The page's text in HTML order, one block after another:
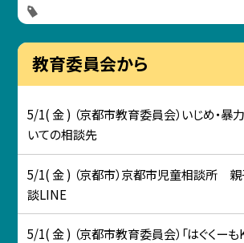
教育委員会から
5/1( 金 ) （京都市教育委員会）いじめ・暴
いての相談先
5/1( 金 ) （京都市）京都市児童相談所
談LINE
5/1( 金 ) （京都市教育委員会）「はぐくー